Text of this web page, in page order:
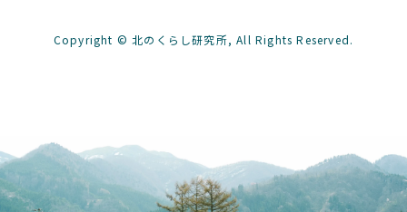
Copyright © 北のくらし研究所, All Rights Reserved.